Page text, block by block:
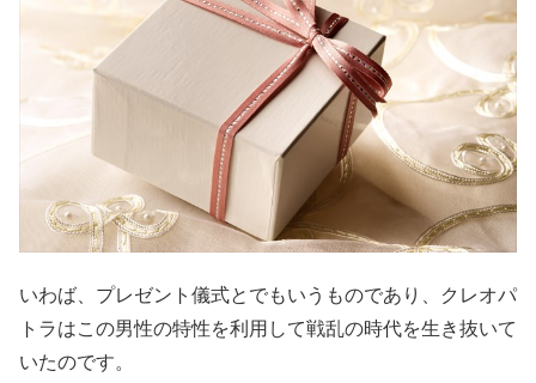
いわば、プレゼント儀式とでもいうものであり、クレオパ
トラはこの男性の特性を利用して戦乱の時代を生き抜いて
いたのです。